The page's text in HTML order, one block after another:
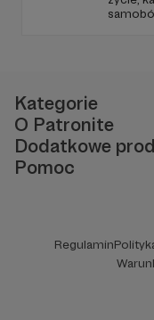
Kategorie
O Patronite
Dodatkowe
Pomoc
Regulamin